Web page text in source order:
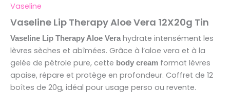
Vaseline
Vaseline Lip Therapy Aloe Vera 12X20g Tin
Vaseline Lip Therapy Aloe Verahydrate intensément les
lèvres sèches et abîmées. Grâce à l’aloe vera et à la
gelée de pétrole pure, cette body cream format lèvres
apaise, répare et protège en profondeur. Coffret de 12
boîtes de 20g, idéal pour usage perso ou revente.
12X20g